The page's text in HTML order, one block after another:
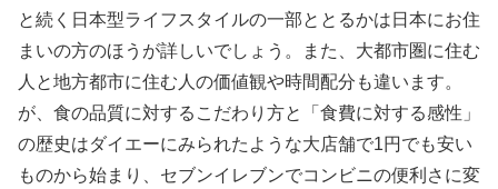
と続く日本型ライフスタイルの一部ととるかは日本にお住
まいの方のほうが詳しいでしょう。また、大都市圏に住む
人と地方都市に住む人の価値観や時間配分も違います。
が、食の品質に対するこだわり方と「食費に対する感性」
の歴史はダイエーにみられたような大店舗で1円でも安い
ものから始まり、セブンイレブンでコンビニの便利さに変